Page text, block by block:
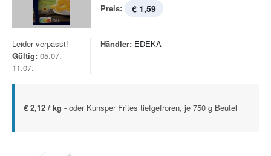
Preis: € 1,59
Leider verpasst!
Gültig: 05.07. -
11.07.
Händler: EDEKA
€ 2,12 / kg - oder Kunsper Frites tiefgefroren, je 750 g Beutel